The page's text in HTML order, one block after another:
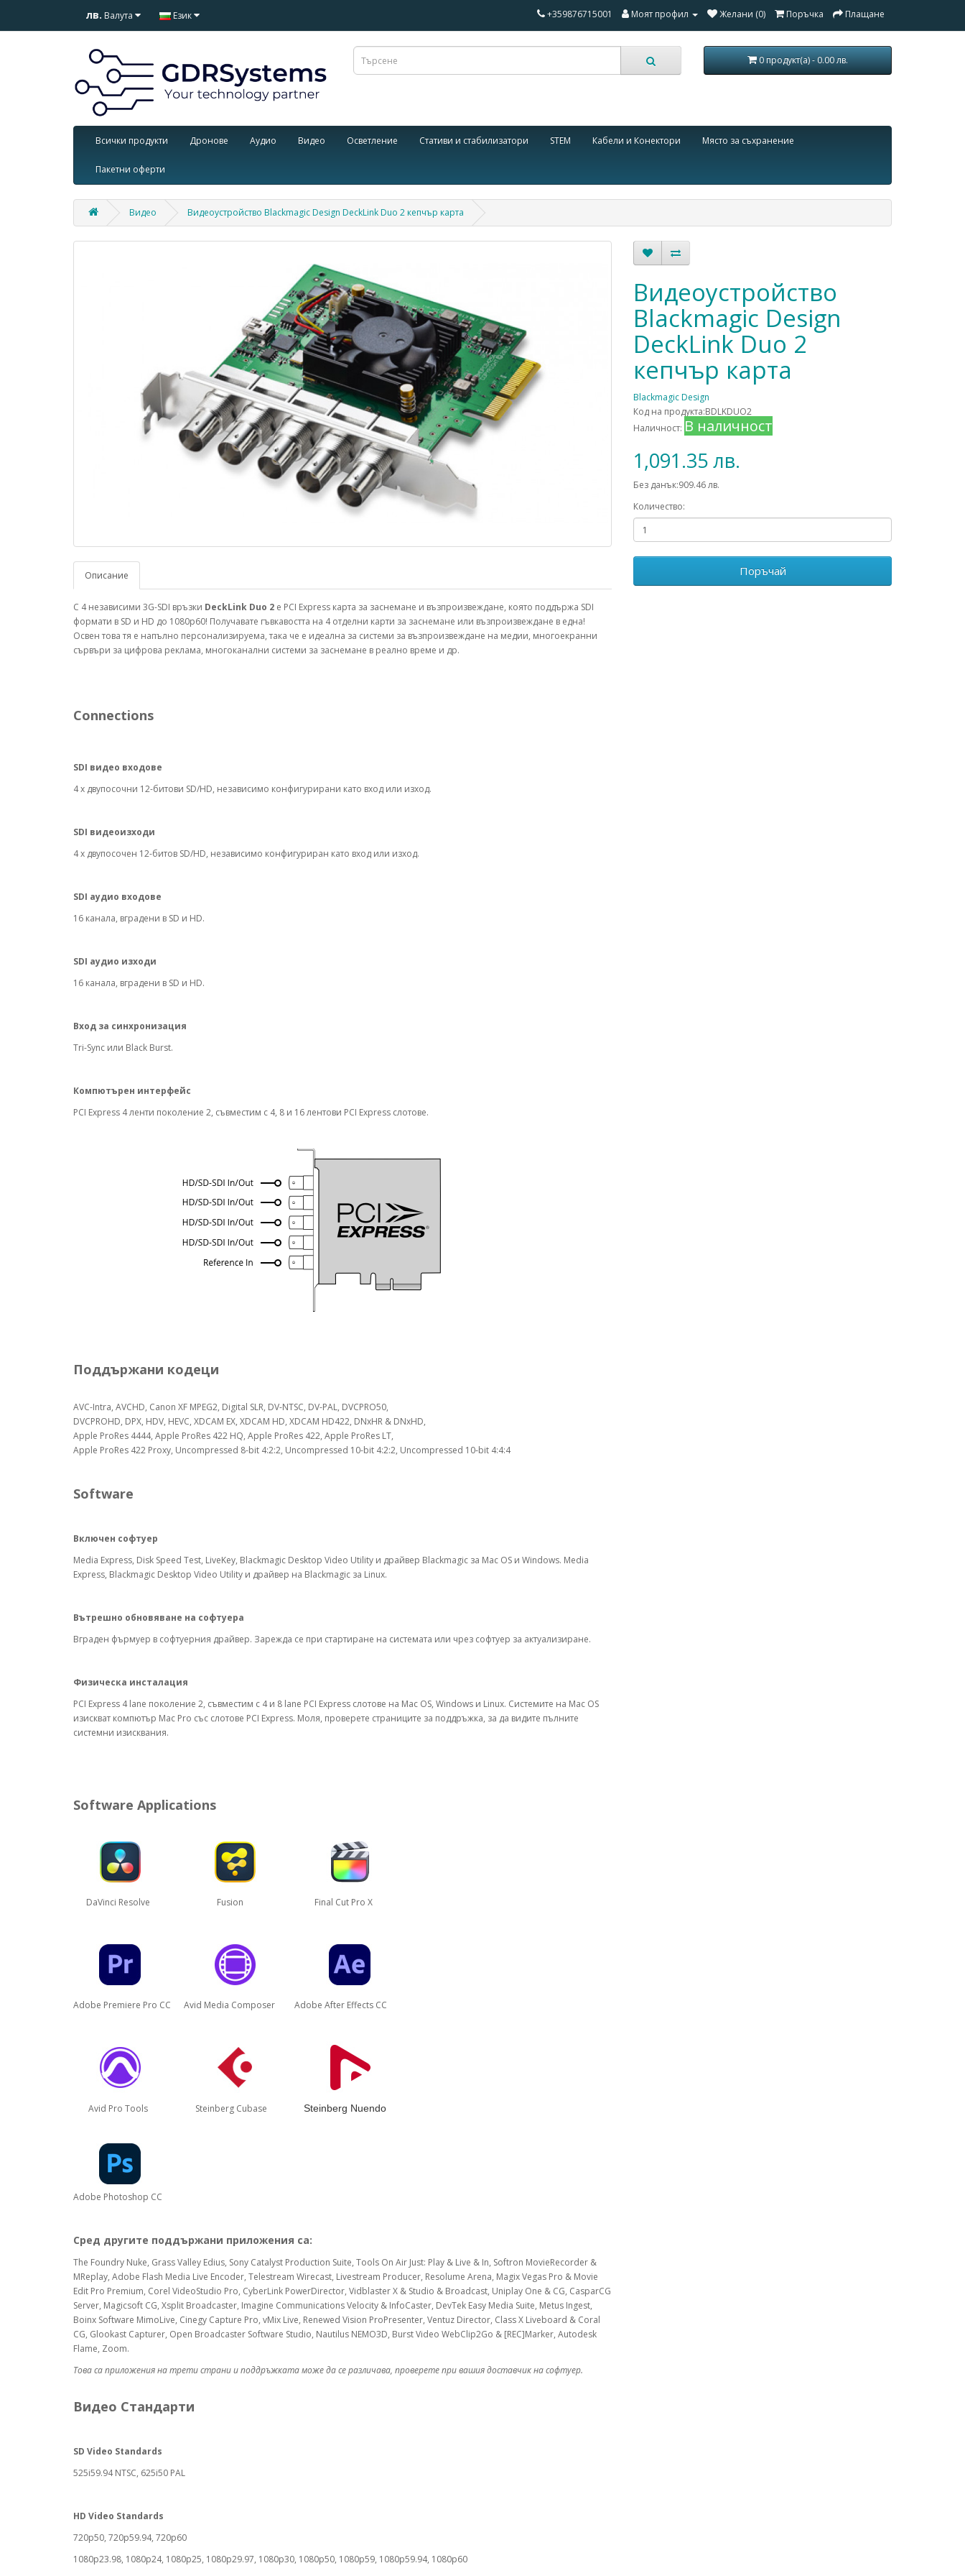
лв. Валута Език +359876715001 Моят профил Желани (0) Поръчка Плащане
0 продукт(а) - 0.00 лв.
Всички продукти Дронове Аудио Видео Осветление Стативи и стабилизатори STEM Кабели и Конектори Място за съхранение
Пакетни оферти
Видео Видеоустройство Blackmagic Design DeckLink Duo 2 кепчър карта
Описание
С 4 независими 3G-SDI връзки DeckLink Duo 2 е PCI Express карта за заснемане и възпроизвеждане, която поддържа SDI
формати в SD и HD до 1080p60! Получавате гъвкавостта на 4 отделни карти за заснемане или възпроизвеждане в една!
Освен това тя е напълно персонализируема, така че е идеална за системи за възпроизвеждане на медии, многоекранни
сървъри за цифрова реклама, многоканални системи за заснемане в реално време и др.
Connections
SDI видео входове
4 x двупосочни 12-битови SD/HD, независимо конфигурирани като вход или изход.
SDI видеоизходи
4 x двупосочен 12-битов SD/HD, независимо конфигуриран като вход или изход.
SDI аудио входове
16 канала, вградени в SD и HD.
SDI аудио изходи
16 канала, вградени в SD и HD.
Вход за синхронизация
Tri-Sync или Black Burst.
Компютърен интерфейс
PCI Express 4 ленти поколение 2, съвместим с 4, 8 и 16 лентови PCI Express слотове.
Поддържани кодеци
AVC-Intra, AVCHD, Canon XF MPEG2, Digital SLR, DV-NTSC, DV-PAL, DVCPRO50,
DVCPROHD, DPX, HDV, HEVC, XDCAM EX, XDCAM HD, XDCAM HD422, DNxHR & DNxHD,
Apple ProRes 4444, Apple ProRes 422 HQ, Apple ProRes 422, Apple ProRes LT,
Apple ProRes 422 Proxy, Uncompressed 8-bit 4:2:2, Uncompressed 10-bit 4:2:2, Uncompressed 10‑bit 4:4:4
Software
Включен софтуер
Media Express, Disk Speed Test, LiveKey, Blackmagic Desktop Video Utility и драйвер Blackmagic за Mac OS и Windows. Media
Express, Blackmagic Desktop Video Utility и драйвер на Blackmagic за Linux.
Вътрешно обновяване на софтуера
Вграден фърмуер в софтуерния драйвер. Зарежда се при стартиране на системата или чрез софтуер за актуализиране.
Физическа инсталация
PCI Express 4 lane поколение 2, съвместим с 4 и 8 lane PCI Express слотове на Mac OS, Windows и Linux. Системите на Mac OS
изискват компютър Mac Pro със слотове PCI Express. Моля, проверете страниците за поддръжка, за да видите пълните
системни изисквания.
Software Applications
DaVinci Resolve Fusion Final Cut Pro X
Adobe Premiere Pro CC Avid Media Composer Adobe After Effects CC
Avid Pro Tools Steinberg Cubase Steinberg Nuendo
Adobe Photoshop CC
Сред другите поддържани приложения са:
The Foundry Nuke, Grass Valley Edius, Sony Catalyst Production Suite, Tools On Air Just: Play & Live & In, Softron MovieRecorder &
MReplay, Adobe Flash Media Live Encoder, Telestream Wirecast, Livestream Producer, Resolume Arena, Magix Vegas Pro & Movie
Edit Pro Premium, Corel VideoStudio Pro, CyberLink PowerDirector, Vidblaster X & Studio & Broadcast, Uniplay One & CG, CasparCG
Server, Magicsoft CG, Xsplit Broadcaster, Imagine Communications Velocity & InfoCaster, DevTek Easy Media Suite, Metus Ingest,
Boinx Software MimoLive, Cinegy Capture Pro, vMix Live, Renewed Vision ProPresenter, Ventuz Director, Class X Liveboard & Coral
CG, Glookast Capturer, Open Broadcaster Software Studio, Nautilus NEMO3D, Burst Video WebClip2Go & [REC]Marker, Autodesk
Flame, Zoom.
Това са приложения на трети страни и поддръжката може да се различава, проверете при вашия доставчик на софтуер.
Видео Стандарти
SD Video Standards
525i59.94 NTSC, 625i50 PAL
HD Video Standards
720p50, 720p59.94, 720p60
1080p23.98, 1080p24, 1080p25, 1080p29.97, 1080p30, 1080p50, 1080p59, 1080p59.94, 1080p60
Видеоустройство
Blackmagic Design
DeckLink Duo 2
кепчър карта
Blackmagic Design
Код на продукта:BDLKDUO2
Наличност: В наличност
1,091.35 лв.
Без данък:909.46 лв.
Количество:
Поръчай